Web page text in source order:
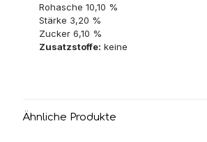
Rohasche 10,10 %
Stärke 3,20 %
Zucker 6,10 %
Zusatzstoffe: keine
Ähnliche Produkte